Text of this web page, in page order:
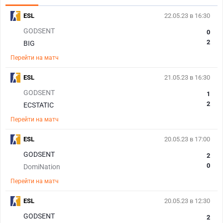
22.05.23 в 16:30
GODSENT
BIG
0
2
Перейти на матч
ESL
21.05.23 в 16:30
GODSENT
ECSTATIC
1
2
Перейти на матч
ESL
20.05.23 в 17:00
GODSENT
DomiNation
2
0
Перейти на матч
ESL
20.05.23 в 12:30
GODSENT 2
ESL